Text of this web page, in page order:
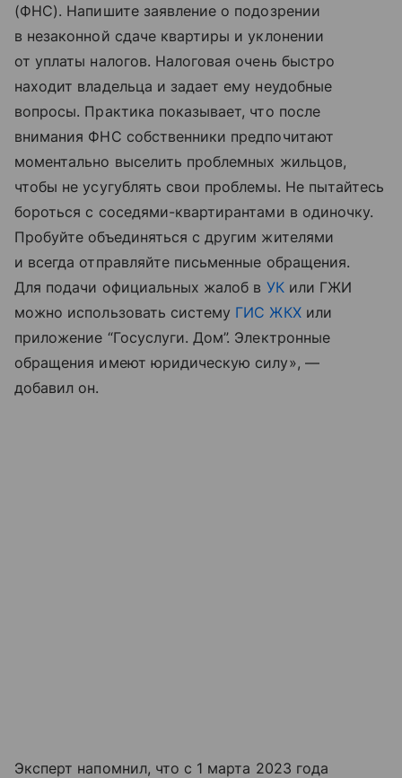
(ФНС). Напишите заявление о подозрении
в незаконной сдаче квартиры и уклонении
от уплаты налогов. Налоговая очень быстро
находит владельца и задает ему неудобные
вопросы. Практика показывает, что после
внимания ФНС собственники предпочитают
моментально выселить проблемных жильцов,
чтобы не усугублять свои проблемы. Не пытайтесь
бороться с соседями-квартирантами в одиночку.
Пробуйте объединяться с другим жителями
и всегда отправляйте письменные обращения.
Для подачи официальных жалоб в УКили ГЖИ
можно использовать систему ГИС ЖКХили
приложение “Госуслуги. Дом”. Электронные
обращения имеют юридическую силу», —
добавил он.
Эксперт напомнил, что с 1 марта 2023 года